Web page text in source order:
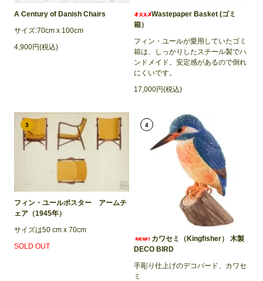
A Century of Danish Chairs
サイズ:70cm x 100cm
4,900円(税込)
Wastepaper Basket (ゴミ
箱）
フィン・ユールが愛用していたゴミ
箱は、しっかりしたスチール製でハ
ンドメイド。安定感があるので倒れ
にくいです。
17,000円(税込)
3
フィン・ユールポスター アームチ
ェア（1945年）
サイズは50 cm x 70cm
SOLD OUT
4
カワセミ（Kingfisher） 木製
DECO BIRD
手彫り仕上げのデコバード、カワセ
ミ